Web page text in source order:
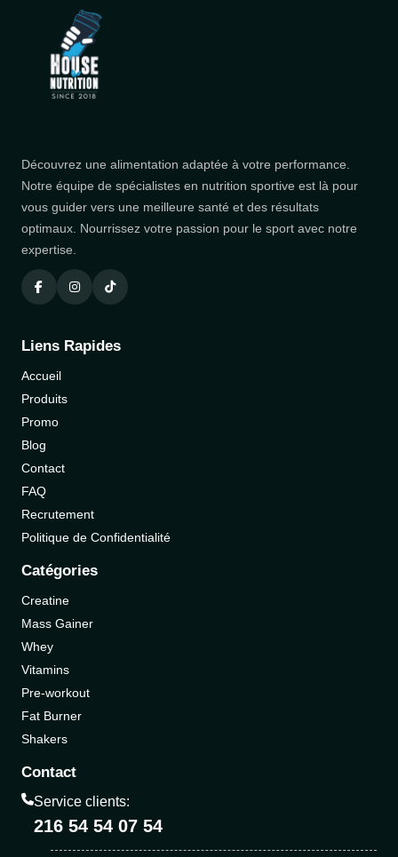
Découvrez une alimentation adaptée à votre performance.
Notre équipe de spécialistes en nutrition sportive est là pour
vous guider vers une meilleure santé et des résultats
optimaux. Nourrissez votre passion pour le sport avec notre
expertise.
Liens Rapides
Accueil
Produits
Promo
Blog
Contact
FAQ
Recrutement
Politique de Confidentialité
Catégories
Creatine
Mass Gainer
Whey
Vitamins
Pre-workout
Fat Burner
Shakers
Contact
Service clients:
216 54 54 07 54